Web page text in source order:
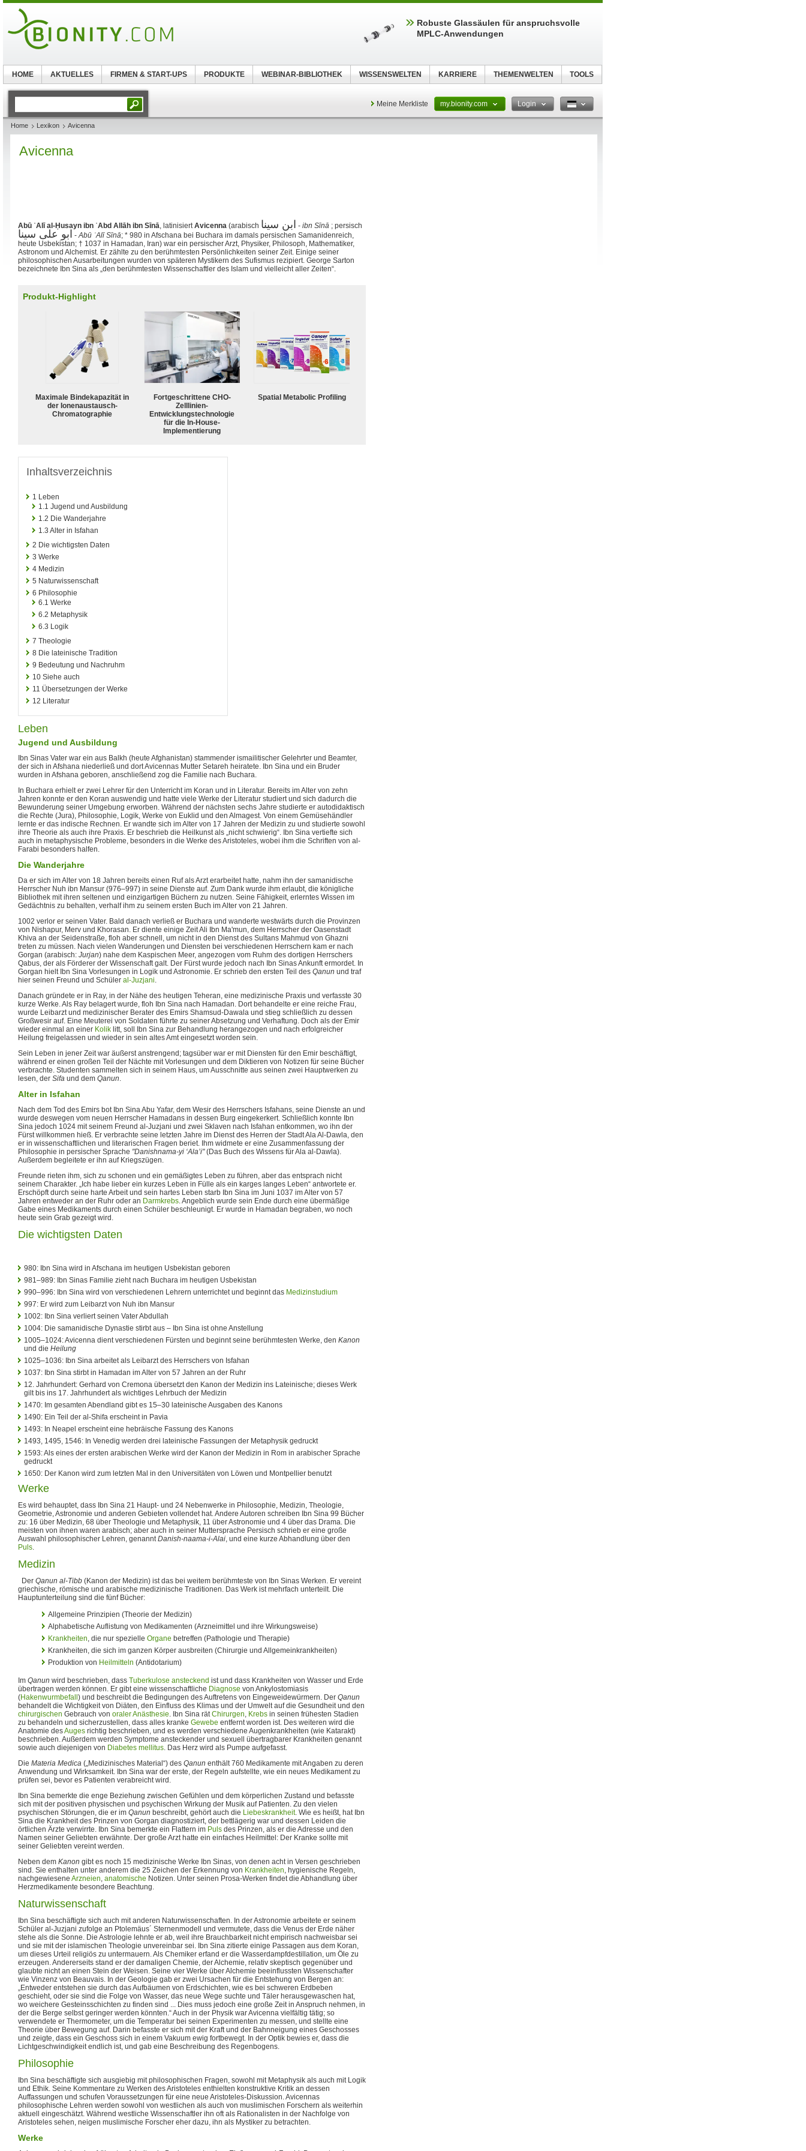
Meine Merkliste my.bionity.com Login
Home Lexikon Avicenna
Avicenna
Abū ʿAlī al-Ḥusayn ibn ʿAbd Allāh ibn Sīnā, latinisiertAvicenna (arabisch ابن سينا ‎ - ibn Sīnā ; persisch
ابو علی سینا ‎ -Abū ʾAlī Sīnā; * 980 in Afschana bei Buchara im damals persischen Samanidenreich,
heute Usbekistan; † 1037 in Hamadan, Iran) war ein persischer Arzt, Physiker, Philosoph, Mathematiker,
Astronom und Alchemist. Er zählte zu den berühmtesten Persönlichkeiten seiner Zeit. Einige seiner
philosophischen Ausarbeitungen wurden von späteren Mystikern des Sufismus rezipiert. George Sarton
bezeichnete Ibn Sina als „den berühmtesten Wissenschaftler des Islam und vielleicht aller Zeiten“.
Produkt-Highlight
Maximale Bindekapazität in
der Ionenaustausch-
Chromatographie
Fortgeschrittene CHO-
Zelllinien-
Entwicklungstechnologie
für die In-House-
Implementierung
Spatial Metabolic Profiling
Inhaltsverzeichnis
1 Leben
1.1 Jugend und Ausbildung
1.2 Die Wanderjahre
1.3 Alter in Isfahan
2 Die wichtigsten Daten
3 Werke
4 Medizin
5 Naturwissenschaft
6 Philosophie
6.1 Werke
6.2 Metaphysik
6.3 Logik
7 Theologie
8 Die lateinische Tradition
9 Bedeutung und Nachruhm
10 Siehe auch
11 Übersetzungen der Werke
12 Literatur
Leben
Jugend und Ausbildung
Ibn Sinas Vater war ein aus Balkh (heute Afghanistan) stammender ismailitischer Gelehrter und Beamter,
der sich in Afshana niederließ und dort Avicennas Mutter Setareh heiratete. Ibn Sina und ein Bruder
wurden in Afshana geboren, anschließend zog die Familie nach Buchara.
In Buchara erhielt er zwei Lehrer für den Unterricht im Koran und in Literatur. Bereits im Alter von zehn
Jahren konnte er den Koran auswendig und hatte viele Werke der Literatur studiert und sich dadurch die
Bewunderung seiner Umgebung erworben. Während der nächsten sechs Jahre studierte er autodidaktisch
die Rechte (Jura), Philosophie, Logik, Werke von Euklid und den Almagest. Von einem Gemüsehändler
lernte er das indische Rechnen. Er wandte sich im Alter von 17 Jahren der Medizin zu und studierte sowohl
ihre Theorie als auch ihre Praxis. Er beschrieb die Heilkunst als „nicht schwierig“. Ibn Sina vertiefte sich
auch in metaphysische Probleme, besonders in die Werke des Aristoteles, wobei ihm die Schriften von al-
Farabi besonders halfen.
Die Wanderjahre
Da er sich im Alter von 18 Jahren bereits einen Ruf als Arzt erarbeitet hatte, nahm ihn der samanidische
Herrscher Nuh ibn Mansur (976–997) in seine Dienste auf. Zum Dank wurde ihm erlaubt, die königliche
Bibliothek mit ihren seltenen und einzigartigen Büchern zu nutzen. Seine Fähigkeit, erlerntes Wissen im
Gedächtnis zu behalten, verhalf ihm zu seinem ersten Buch im Alter von 21 Jahren.
1002 verlor er seinen Vater. Bald danach verließ er Buchara und wanderte westwärts durch die Provinzen
von Nishapur, Merv und Khorasan. Er diente einige Zeit Ali Ibn Ma'mun, dem Herrscher der Oasenstadt
Khiva an der Seidenstraße, floh aber schnell, um nicht in den Dienst des Sultans Mahmud von Ghazni
treten zu müssen. Nach vielen Wanderungen und Diensten bei verschiedenen Herrschern kam er nach
Gorgan (arabisch: Jurjan) nahe dem Kaspischen Meer, angezogen vom Ruhm des dortigen Herrschers
Qabus, der als Förderer der Wissenschaft galt. Der Fürst wurde jedoch nach Ibn Sinas Ankunft ermordet. In
Gorgan hielt Ibn Sina Vorlesungen in Logik und Astronomie. Er schrieb den ersten Teil des Qanun und traf
hier seinen Freund und Schüler al-Juzjani.
Danach gründete er in Ray, in der Nähe des heutigen Teheran, eine medizinische Praxis und verfasste 30
kurze Werke. Als Ray belagert wurde, floh Ibn Sina nach Hamadan. Dort behandelte er eine reiche Frau,
wurde Leibarzt und medizinischer Berater des Emirs Shamsud-Dawala und stieg schließlich zu dessen
Großwesir auf. Eine Meuterei von Soldaten führte zu seiner Absetzung und Verhaftung. Doch als der Emir
wieder einmal an einer Kolik litt, soll Ibn Sina zur Behandlung herangezogen und nach erfolgreicher
Heilung freigelassen und wieder in sein altes Amt eingesetzt worden sein.
Sein Leben in jener Zeit war äußerst anstrengend; tagsüber war er mit Diensten für den Emir beschäftigt,
während er einen großen Teil der Nächte mit Vorlesungen und dem Diktieren von Notizen für seine Bücher
verbrachte. Studenten sammelten sich in seinem Haus, um Ausschnitte aus seinen zwei Hauptwerken zu
lesen, der Sifa und dem Qanun.
Alter in Isfahan
Nach dem Tod des Emirs bot Ibn Sina Abu Yafar, dem Wesir des Herrschers Isfahans, seine Dienste an und
wurde deswegen vom neuen Herrscher Hamadans in dessen Burg eingekerkert. Schließlich konnte Ibn
Sina jedoch 1024 mit seinem Freund al-Juzjani und zwei Sklaven nach Isfahan entkommen, wo ihn der
Fürst willkommen hieß. Er verbrachte seine letzten Jahre im Dienst des Herren der Stadt Ala Al-Dawla, den
er in wissenschaftlichen und literarischen Fragen beriet. Ihm widmete er eine Zusammenfassung der
Philosophie in persischer Sprache "Danishnama-yi ‘Ala’i"(Das Buch des Wissens für Ala al-Dawla).
Außerdem begleitete er ihn auf Kriegszügen.
Freunde rieten ihm, sich zu schonen und ein gemäßigtes Leben zu führen, aber das entsprach nicht
seinem Charakter. „Ich habe lieber ein kurzes Leben in Fülle als ein karges langes Leben“ antwortete er.
Erschöpft durch seine harte Arbeit und sein hartes Leben starb Ibn Sina im Juni 1037 im Alter von 57
Jahren entweder an der Ruhr oder an Darmkrebs. Angeblich wurde sein Ende durch eine übermäßige
Gabe eines Medikaments durch einen Schüler beschleunigt. Er wurde in Hamadan begraben, wo noch
heute sein Grab gezeigt wird.
Die wichtigsten Daten
980: Ibn Sina wird in Afschana im heutigen Usbekistan geboren
981–989: Ibn Sinas Familie zieht nach Buchara im heutigen Usbekistan
990–996: Ibn Sina wird von verschiedenen Lehrern unterrichtet und beginnt das Medizinstudium
997: Er wird zum Leibarzt von Nuh ibn Mansur
1002: Ibn Sina verliert seinen Vater Abdullah
1004: Die samanidische Dynastie stirbt aus – Ibn Sina ist ohne Anstellung
1005–1024: Avicenna dient verschiedenen Fürsten und beginnt seine berühmtesten Werke, den Kanon
und die Heilung
1025–1036: Ibn Sina arbeitet als Leibarzt des Herrschers von Isfahan
1037: Ibn Sina stirbt in Hamadan im Alter von 57 Jahren an der Ruhr
12. Jahrhundert: Gerhard von Cremona übersetzt den Kanon der Medizin ins Lateinische; dieses Werk
gilt bis ins 17. Jahrhundert als wichtiges Lehrbuch der Medizin
1470: Im gesamten Abendland gibt es 15–30 lateinische Ausgaben des Kanons
1490: Ein Teil der al-Shifa erscheint in Pavia
1493: In Neapel erscheint eine hebräische Fassung des Kanons
1493, 1495, 1546: In Venedig werden drei lateinische Fassungen der Metaphysik gedruckt
1593: Als eines der ersten arabischen Werke wird der Kanon der Medizin in Rom in arabischer Sprache
gedruckt
1650: Der Kanon wird zum letzten Mal in den Universitäten von Löwen und Montpellier benutzt
Werke
Es wird behauptet, dass Ibn Sina 21 Haupt- und 24 Nebenwerke in Philosophie, Medizin, Theologie,
Geometrie, Astronomie und anderen Gebieten vollendet hat. Andere Autoren schreiben Ibn Sina 99 Bücher
zu: 16 über Medizin, 68 über Theologie und Metaphysik, 11 über Astronomie und 4 über das Drama. Die
meisten von ihnen waren arabisch; aber auch in seiner Muttersprache Persisch schrieb er eine große
Auswahl philosophischer Lehren, genanntDanish-naama-i-Alai, und eine kurze Abhandlung über den
Puls.
Medizin
Der Qanun al-Tibb (Kanon der Medizin) ist das bei weitem berühmteste von Ibn Sinas Werken. Er vereint
griechische, römische und arabische medizinische Traditionen. Das Werk ist mehrfach unterteilt. Die
Hauptunterteilung sind die fünf Bücher:
Allgemeine Prinzipien (Theorie der Medizin)
Alphabetische Auflistung von Medikamenten (Arzneimittel und ihre Wirkungsweise)
Krankheiten, die nur spezielle Organe betreffen (Pathologie und Therapie)
Krankheiten, die sich im ganzen Körper ausbreiten (Chirurgie und Allgemeinkrankheiten)
Produktion von Heilmitteln (Antidotarium)
Im Qanun wird beschrieben, dass Tuberkulose ansteckend ist und dass Krankheiten von Wasser und Erde
übertragen werden können. Er gibt eine wissenschaftliche Diagnose von Ankylostomiasis
(Hakenwurmbefall ) und beschreibt die Bedingungen des Auftretens von Eingeweidewürmern. Der Qanun
behandelt die Wichtigkeit von Diäten, den Einfluss des Klimas und der Umwelt auf die Gesundheit und den
chirurgischen Gebrauch von oralerAnästhesie. Ibn Sina rätChirurgen, Krebs in seinen frühesten Stadien
zu behandeln und sicherzustellen, dass alles kranke Gewebe entfernt worden ist. Des weiteren wird die
Anatomie desAuges richtig beschrieben, und es werden verschiedene Augenkrankheiten (wie Katarakt)
beschrieben. Außerdem werden Symptome ansteckender und sexuell übertragbarer Krankheiten genannt
sowie auch diejenigen von Diabetes mellitus. Das Herz wird als Pumpe aufgefasst.
Die Materia Medica („Medizinisches Material“) des Qanun enthält 760 Medikamente mit Angaben zu deren
Anwendung und Wirksamkeit. Ibn Sina war der erste, der Regeln aufstellte, wie ein neues Medikament zu
prüfen sei, bevor es Patienten verabreicht wird.
Ibn Sina bemerkte die enge Beziehung zwischen Gefühlen und dem körperlichen Zustand und befasste
sich mit der positiven physischen und psychischen Wirkung der Musik auf Patienten. Zu den vielen
psychischen Störungen, die er im Qanun beschreibt, gehört auch die Liebeskrankheit. Wie es heißt, hat Ibn
Sina die Krankheit des Prinzen von Gorgan diagnostiziert, der bettlägerig war und dessen Leiden die
örtlichen Ärzte verwirrte. Ibn Sina bemerkte ein Flattern im Puls des Prinzen, als er die Adresse und den
Namen seiner Geliebten erwähnte. Der große Arzt hatte ein einfaches Heilmittel: Der Kranke sollte mit
seiner Geliebten vereint werden.
Neben dem Kanon gibt es noch 15 medizinische Werke Ibn Sinas, von denen acht in Versen geschrieben
sind. Sie enthalten unter anderem die 25 Zeichen der Erkennung von Krankheiten, hygienische Regeln,
nachgewiesene Arzneien, anatomische Notizen. Unter seinen Prosa-Werken findet die Abhandlung über
Herzmedikamente besondere Beachtung.
Naturwissenschaft
Ibn Sina beschäftigte sich auch mit anderen Naturwissenschaften. In der Astronomie arbeitete er seinem
Schüler al-Juzjani zufolge an Ptolemäus´ Sternenmodell und vermutete, dass die Venus der Erde näher
stehe als die Sonne. Die Astrologie lehnte er ab, weil ihre Brauchbarkeit nicht empirisch nachweisbar sei
und sie mit der islamischen Theologie unvereinbar sei. Ibn Sina zitierte einige Passagen aus dem Koran,
um dieses Urteil religiös zu untermauern. Als Chemiker erfand er die Wasserdampfdestillation, um Öle zu
erzeugen. Andererseits stand er der damaligen Chemie, der Alchemie, relativ skeptisch gegenüber und
glaubte nicht an einen Stein der Weisen. Seine vier Werke über Alchemie beeinflussten Wissenschafter
wie Vinzenz von Beauvais. In der Geologie gab er zwei Ursachen für die Entstehung von Bergen an:
„Entweder entstehen sie durch das Aufbäumen von Erdschichten, wie es bei schweren Erdbeben
geschieht, oder sie sind die Folge von Wasser, das neue Wege suchte und Täler herausgewaschen hat,
wo weichere Gesteinsschichten zu finden sind ... Dies muss jedoch eine große Zeit in Anspruch nehmen, in
der die Berge selbst geringer werden könnten.“ Auch in der Physik war Avicenna vielfältig tätig; so
verwendete er Thermometer, um die Temperatur bei seinen Experimenten zu messen, und stellte eine
Theorie über Bewegung auf. Darin befasste er sich mit der Kraft und der Bahnneigung eines Geschosses
und zeigte, dass ein Geschoss sich in einem Vakuum ewig fortbewegt. In der Optik bewies er, dass die
Lichtgeschwindigkeit endlich ist, und gab eine Beschreibung des Regenbogens.
Philosophie
Ibn Sina beschäftigte sich ausgiebig mit philosophischen Fragen, sowohl mit Metaphysik als auch mit Logik
und Ethik. Seine Kommentare zu Werken des Aristoteles enthielten konstruktive Kritik an dessen
Auffassungen und schufen Voraussetzungen für eine neue Aristoteles-Diskussion. Avicennas
philosophische Lehren werden sowohl von westlichen als auch von muslimischen Forschern als weiterhin
aktuell eingeschätzt. Während westliche Wissenschaftler ihn oft als Rationalisten in der Nachfolge von
Aristoteles sehen, neigen muslimische Forscher eher dazu, ihn als Mystiker zu betrachten.
Werke
Robuste Glassäulen für anspruchsvolle
MPLC-Anwendungen
HOME AKTUELLES FIRMEN & START-UPS PRODUKTE WEBINAR-BIBLIOTHEK WISSENSWELTEN KARRIERE THEMENWELTEN TOOLS